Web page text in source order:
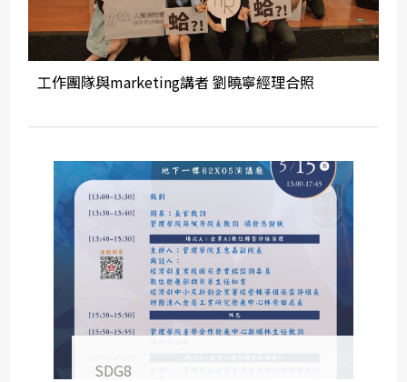
工作團隊與marketing講者 劉曉寧經理合照
SDG8